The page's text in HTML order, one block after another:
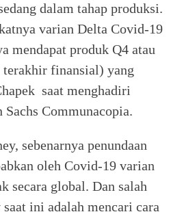
dalam tahap produksi.
varian Delta Covid-19
mendapat produk Q4 atau
terakhir finansial) yang
saat menghadiri
Communacopia.
sebenarnya penundaan
oleh Covid-19 varian
secara global. Dan salah
ini adalah mencari cara